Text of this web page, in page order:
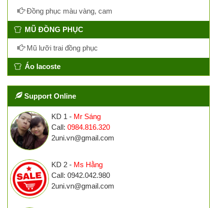
Đồng phục màu vàng, cam
MŨ ĐỒNG PHỤC
Mũ lưỡi trai đồng phục
Áo lacoste
Support Online
KD 1 - Mr Sáng
Call: 0984.816.320
2uni.vn@gmail.com
KD 2 - Ms Hằng
Call: 0942.042.980
2uni.vn@gmail.com